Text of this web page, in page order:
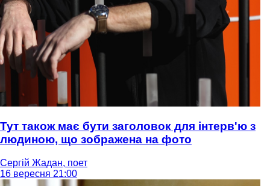
Тут також має бути заголовок для інтерв'ю з
людиною, що зображена на фото
Сергій Жадан, поет
16 вересня 21:00